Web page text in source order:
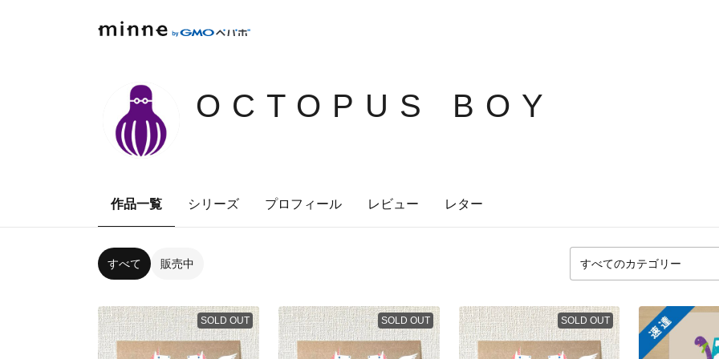
OCTOPUS BOY
作品一覧 シリーズ プロフィール レビュー レター
すべて 販売中
SOLD OUT SOLD OUT SOLD OUT